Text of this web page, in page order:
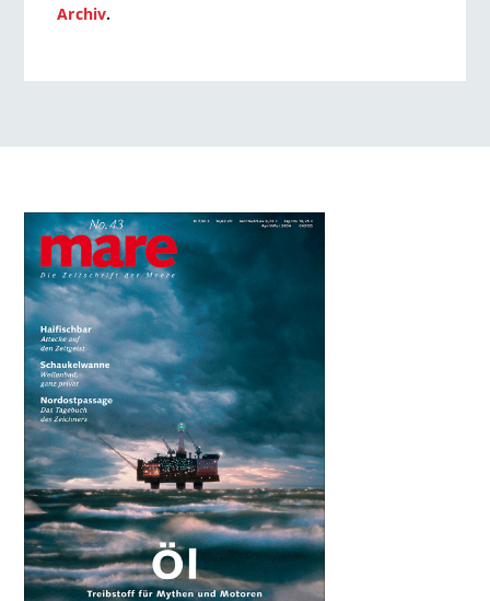
Archiv.